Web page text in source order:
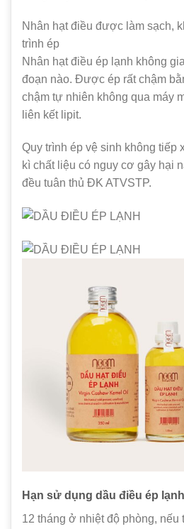
Nhân hạt điều được làm sạch,
trình ép
Nhân hạt điều ép lạnh không
đoạn nào. Được ép rất chậm
chậm tự nhiên không qua máy
liên kết lipit.
Quy trình ép vệ sinh không tiếp
kì chất liệu có nguy cơ gây hại
đều tuân thủ ĐK ATVSTP.
Hạn sử dụng dầu điều ép
12 tháng ở nhiệt độ phòng, nếu